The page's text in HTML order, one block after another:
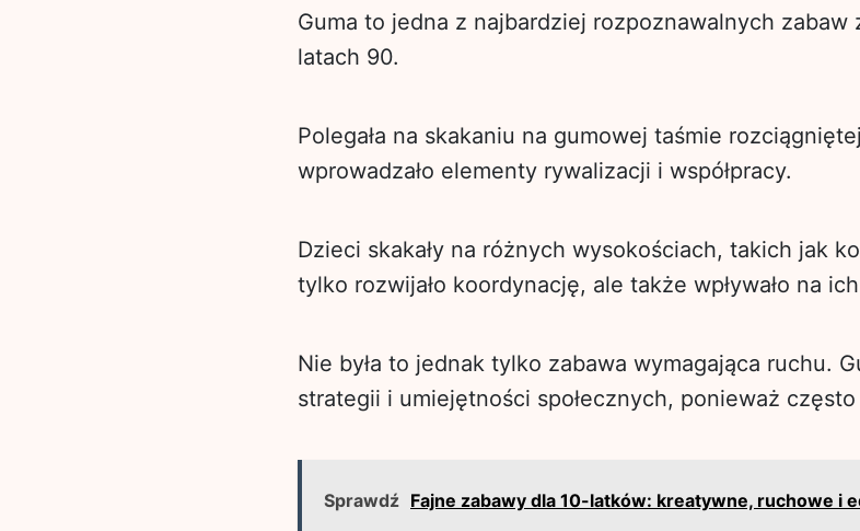
Guma to jedna z najbardziej rozpoznawalnych
latach 90.
Polegała na skakaniu na gumowej taśmie
wprowadzało elementy rywalizacji i współpracy.
Dzieci skakały na różnych wysokościach, takich jak
tylko rozwijało koordynację, ale także wpływało na
Nie była to jednak tylko zabawa wymagająca ruchu.
strategii i umiejętności społecznych, ponieważ
Sprawdź Fajne zabawy dla 10-latków: kreatywne, ruchowe i